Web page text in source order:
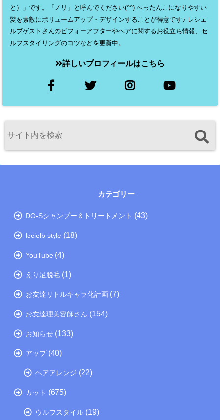
と）」です。「ノリ」と呼んでください(^^) ぺったんこになりやすい
髪を素敵にボリュームアップ・デザインすることが得意です♪ レシェ
ルブゲストさんのビフォーアフターやヘアに関するお役立ち情報、セ
ルフスタイリングのコツなどを更新中。
詳しいプロフィールはこちら
カテゴリー
DO-Sシャンプー＆トリートメント (43)
lecielb style (18)
YouTube (4)
えり足脱毛 (1)
お友達リトルキャラ化計画 (7)
お友達理美容師さん (154)
お知らせ (133)
アップ(40)
ヘアアレンジ (22)
カット (675)
ウルフスタイル (19)